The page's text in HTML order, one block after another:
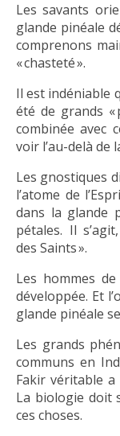
Les savants
glande pinéale
comprenons
« chasteté ».
Il est indéniable
été de grands «
combinée avec
voir l’au-delà de
Les gnostiques
l’atome de
dans la glande
pétales. Il
des Saints ».
Les hommes
développée. Et
glande pinéale
Les grands
communs en
Fakir véritable
La biologie doit
ces choses.